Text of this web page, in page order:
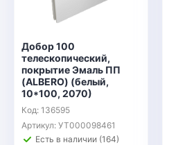
Добор 100
телескопический,
покрытие Эмаль ПП
(ALBERO) (белый,
10*100, 2070)
Код: 136595
Артикул: УТ000098461
Есть в наличии (164)